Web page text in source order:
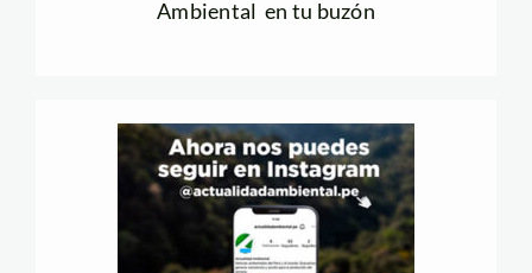
Ambiental en tu buzón